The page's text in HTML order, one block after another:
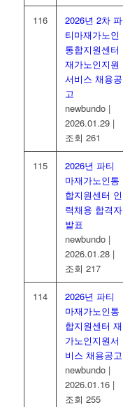
116
2026년 2차 파
티마재가노인
통합지원센터
재가노인지원
서비스 채용공
고
newbundo |
2026.01.29 |
조회 261
115
2026년 파티
마재가노인통
합지원센터 인
력채용 합격자
발표
newbundo |
2026.01.28 |
조회 217
114
2026년 파티
마재가노인통
합지원센터 재
가노인지원서
비스 채용공고
newbundo |
2026.01.16 |
조회 255